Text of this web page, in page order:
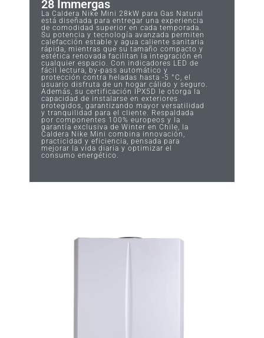
28 Immergas
La Caldera Nike Mini 28kW para Gas Natural
está diseñada para entregar una experiencia
de comodidad superior en cada temporada.
Su potencia y tecnología avanzada permiten
calefacción estable y agua caliente sanitaria
rápida, mientras que su tamaño compacto y
estética renovada facilitan la integración en
cualquier espacio. Con indicadores LED de
fácil lectura, by-pass automático y
protección contra heladas hasta -5 °C, el
usuario disfruta de un hogar cálido y seguro.
Además, su certificación IPX5D le otorga la
capacidad de instalarse en exteriores
protegidos, garantizando mayor versatilidad
y tranquilidad para el cliente. Respaldada
por componentes 100% europeos y la
garantía exclusiva de Winter en Chile, la
Caldera Nike Mini combina innovación,
practicidad y eficiencia, pensada para
mejorar la vida diaria y optimizar el
consumo energético.